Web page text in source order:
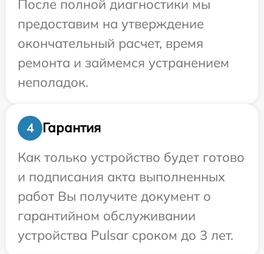
После полной диагностики мы
предоставим на утверждение
окончательный расчет, время
ремонта и займемся устранением
неполадок.
4
Гарантия
Как только устройство будет готово
и подписания акта выполненных
работ Вы получите документ о
гарантийном обслуживании
устройства Pulsar сроком до 3 лет.